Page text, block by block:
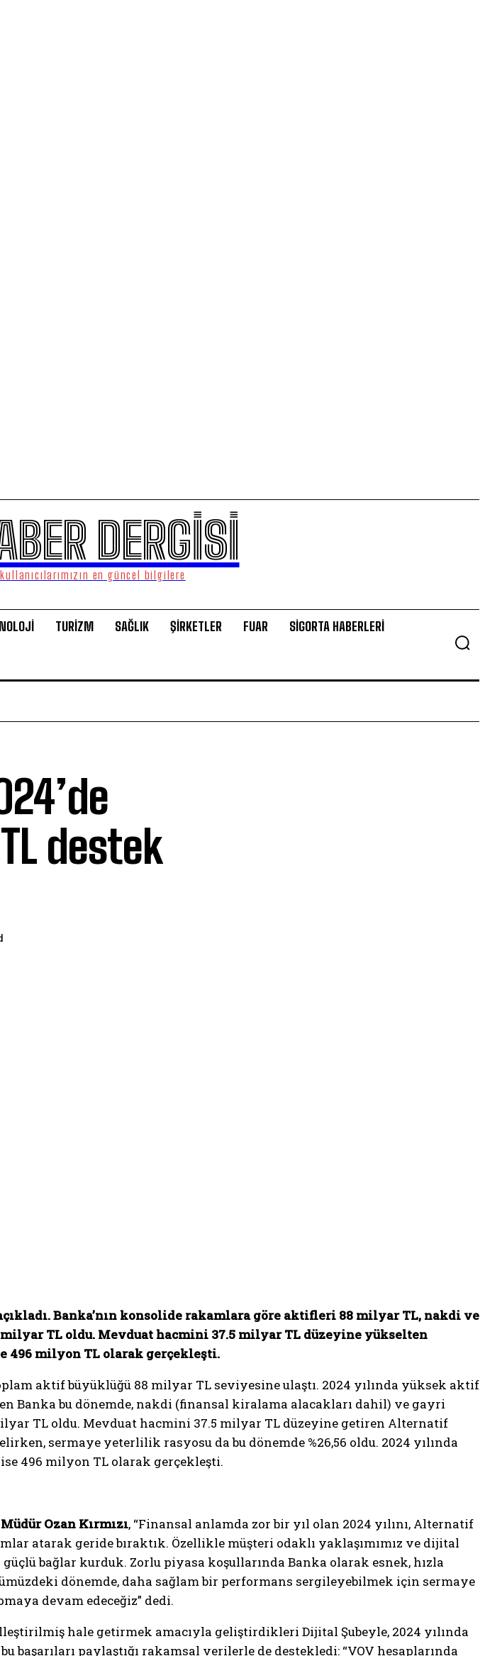
DERGİSİ
en güncel bilgilere
TURİZM SAĞLIK ŞİRKETLER FUAR SİGORTA HABERLERİ
destek
Banka’nın konsolide rakamlara göre aktifleri 88 milyar TL, nakdi ve
TL oldu. Mevduat hacmini 37.5 milyar TL düzeyine yükselten
496 milyon TL olarak gerçekleşti.
aktif büyüklüğü 88 milyar TL seviyesine ulaştı. 2024 yılında yüksek aktif
bu dönemde, nakdi (finansal kiralama alacakları dahil) ve gayri
TL oldu. Mevduat hacmini 37.5 milyar TL düzeyine getiren Alternatif
sermaye yeterlilik rasyosu da bu dönemde %26,56 oldu. 2024 yılında
496 milyon TL olarak gerçekleşti.
Ozan Kırmızı, “Finansal anlamda zor bir yıl olan 2024 yılını, Alternatif
atarak geride bıraktık. Özellikle müşteri odaklı yaklaşımımız ve dijital
bağlar kurduk. Zorlu piyasa koşullarında Banka olarak esnek, hızla
dönemde, daha sağlam bir performans sergileyebilmek için sermaye
devam edeceğiz” dedi.
hale getirmek amacıyla geliştirdikleri Dijital Şubeyle, 2024 yılında
başarıları paylaştığı rakamsal verilerle de destekledi: “VOV hesaplarında